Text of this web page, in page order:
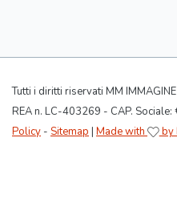
Tutti i diritti riservati MM
REA n. LC-403269 - CAP. Sociale:
Policy - Sitemap | Made with by